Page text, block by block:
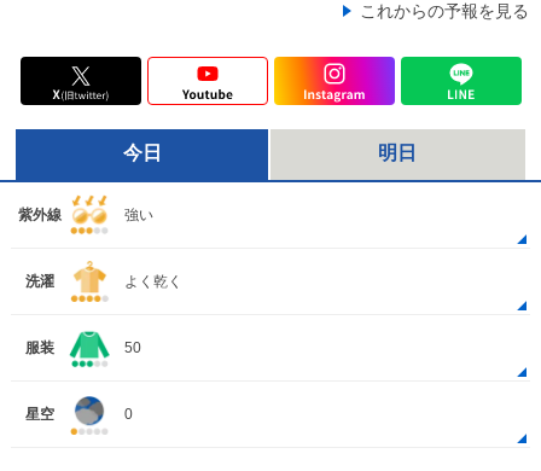
これからの予報を見る
今日 明日
紫外線 強い
洗濯 よく乾く
服装 50
星空 0